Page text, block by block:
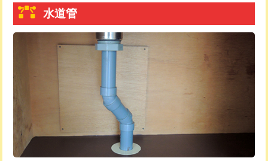
給水管工事※（ライニング鋼管・銅
管・ポリ管・HT管使用/3ｍまで)
給水管工事※（ライニング鋼管・銅
管・ポリ管・HT管使用/3ｍ超え)
排水管工事（土の掘削・埋め戻し作
11,000円~
排水管工事（排水管工事/3ｍまで） 55,000円
排水管工事（追加 排水管工事/3ｍ超
トーラー機使用/3mまで
追加トーラー機使用/3m超え
8,800円
止水・漏水調査・防水処理・清掃・修
理・調整・分解・加工など（軽作業）
11,000円
止水・漏水調査・防水処理・清掃・修
水道管